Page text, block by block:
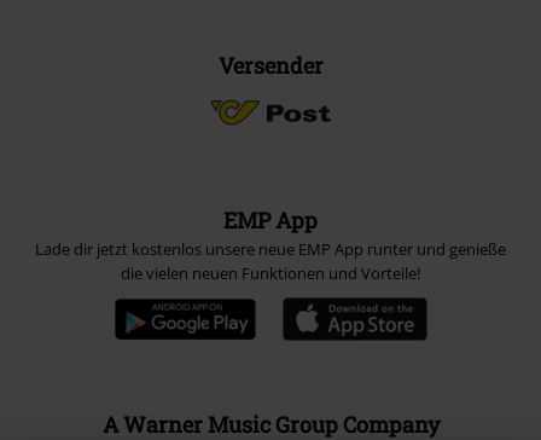
Versender
EMP App
Lade dir jetzt kostenlos unsere neue EMP App runter und genieße
die vielen neuen Funktionen und Vorteile!
A Warner Music Group Company